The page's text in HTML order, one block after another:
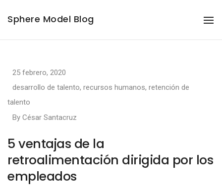
Sphere Model Blog
25 febrero, 2020
desarrollo de talento, recursos humanos, retención de
talento
By César Santacruz
5 ventajas de la
retroalimentación dirigida por los
empleados